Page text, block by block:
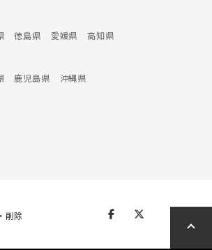
徳島県 愛媛県 高知県
鹿児島県 沖縄県
削除